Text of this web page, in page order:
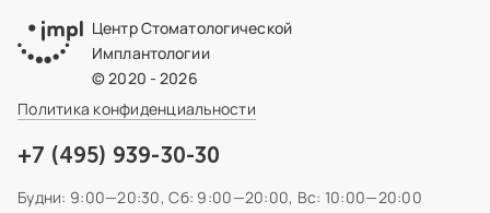
Центр Стоматологической
Имплантологии
© 2020 - 2026
Политика конфиденциальности
+7 (495) 939-30-30
Будни: 9:00—20:30, Сб: 9:00—20:00, Вс: 10:00—20:00